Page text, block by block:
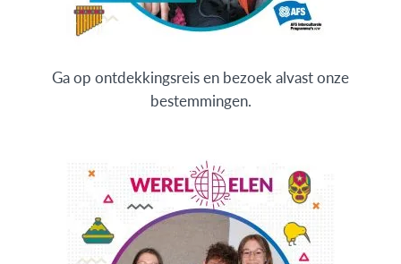
Ga op ontdekkingsreis en bezoek alvast onze
bestemmingen.